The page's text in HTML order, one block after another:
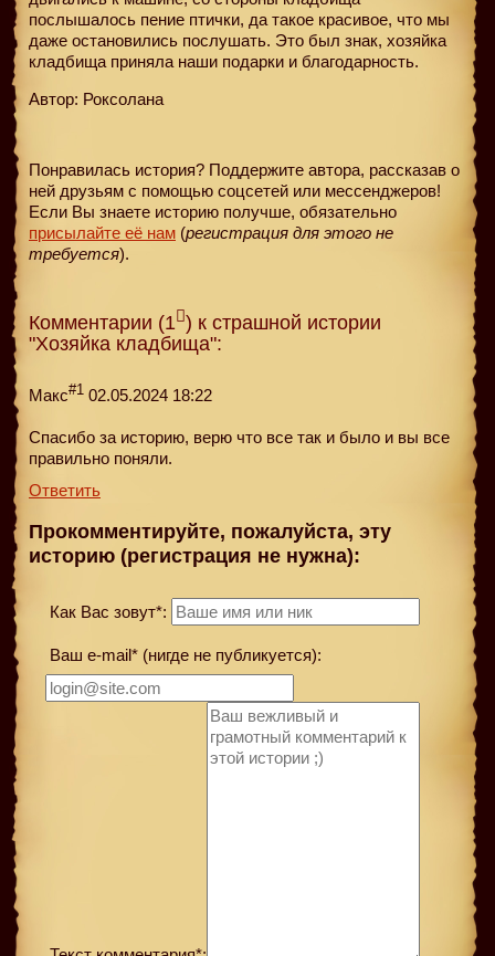
послышалось пение птички, да такое красивое, что мы
даже остановились послушать. Это был знак, хозяйка
кладбища приняла наши подарки и благодарность.
Автор: Роксолана
Понравилась история? Поддержите автора, рассказав о
ней друзьям с помощью соцсетей или мессенджеров!
Если Вы знаете историю получше, обязательно
присылайте её нам (регистрация для этого не
требуется).
Комментарии (1 ) к страшной истории
"Хозяйка кладбища":
Макс#1 02.05.2024 18:22
Спасибо за историю, верю что все так и было и вы все
правильно поняли.
Ответить
Прокомментируйте, пожалуйста, эту
историю (регистрация не нужна):
Как Вас зовут*:
Ваш e-mail* (нигде не публикуется):